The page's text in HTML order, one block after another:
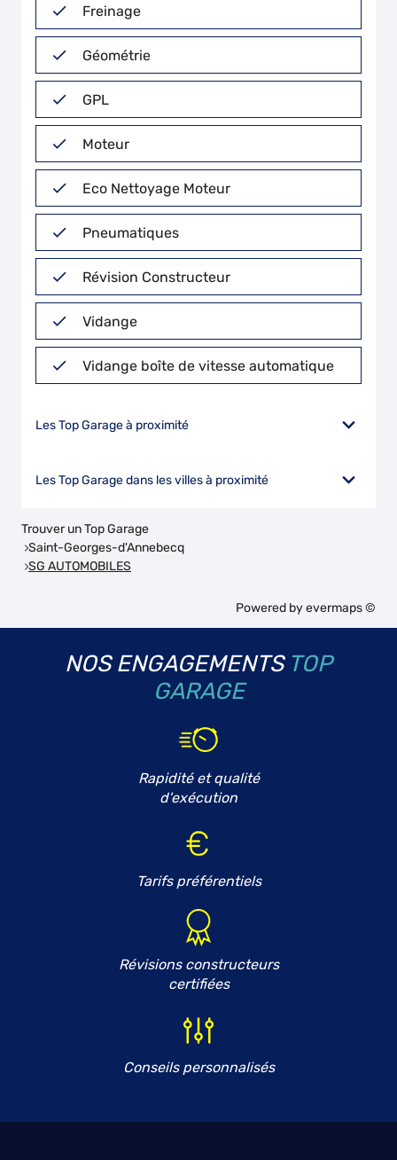
Freinage
Géométrie
GPL
Moteur
Eco Nettoyage Moteur
Pneumatiques
Révision Constructeur
Vidange
Vidange boîte de vitesse automatique
Les Top Garage à proximité
Les Top Garage dans les villes à proximité
Trouver un Top Garage
Saint-Georges-d'Annebecq
SG AUTOMOBILES
Powered byevermaps ©
NOS ENGAGEMENTS TOP
GARAGE
Rapidité et qualité
d'exécution
Tarifs préférentiels
Révisions constructeurs
certifiées
Conseils personnalisés